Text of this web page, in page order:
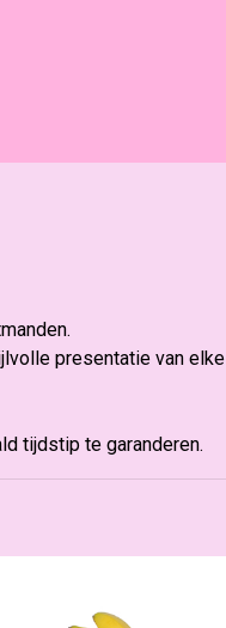
presentatie van elke
tijdstip te garanderen.